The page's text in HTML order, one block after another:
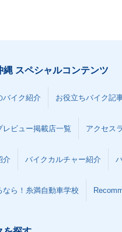
縄 スペシャルコンテンツ
バイク紹介 お役立ちバイク記
レビュー掲載店一覧 アクセス
介 バイクカルチャー紹介
なら！糸満自動車学校